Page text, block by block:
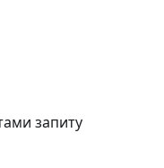
запиту